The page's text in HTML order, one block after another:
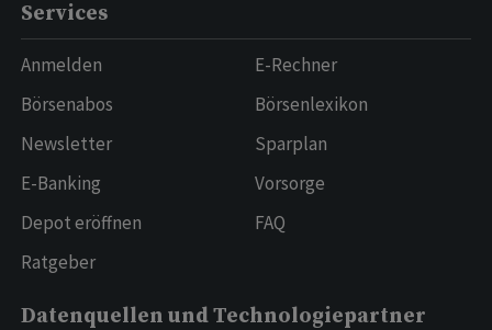
Services
Anmelden
Börsenabos
Newsletter
E-Banking
Depot eröffnen
Ratgeber
E-Rechner
Börsenlexikon
Sparplan
Vorsorge
FAQ
Datenquellen und Technologiepartner